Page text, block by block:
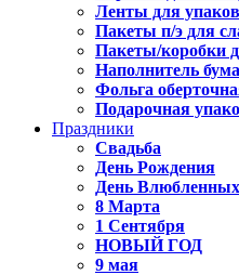
Ленты для
Пакеты п/э для
Пакеты/коробки
Наполнитель
Фольга
Подарочная
Праздники
Свадьба
День Рождения
День Влюбленных
8 Марта
1 Сентября
НОВЫЙ ГОД
9 мая